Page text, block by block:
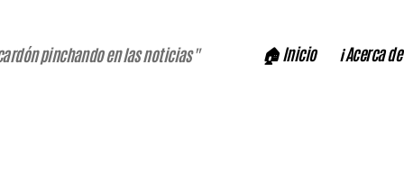
pinchando en las noticias" 🏠 Inicio ℹ️ Acerca de